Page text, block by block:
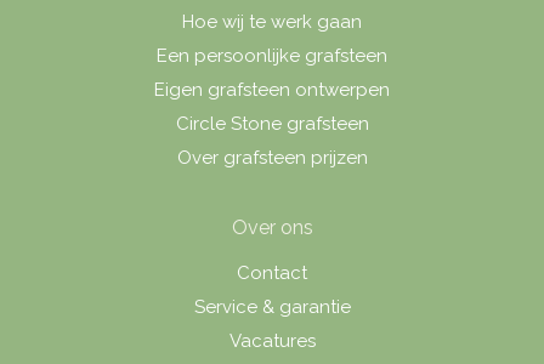
Hoe wij te werk gaan
Een persoonlijke grafsteen
Eigen grafsteen ontwerpen
Circle Stone grafsteen
Over grafsteen prijzen
Over ons
Contact
Service & garantie
Vacatures